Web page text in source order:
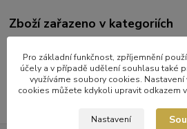
Zboží zařazeno v kategoriích
bílé víno
Pro základní funkčnost, zpříjemnění
účely a v případě udělení souhlasu také
využíváme soubory cookies.
cookies můžete kdykoli upravit odkazem
Nastavení